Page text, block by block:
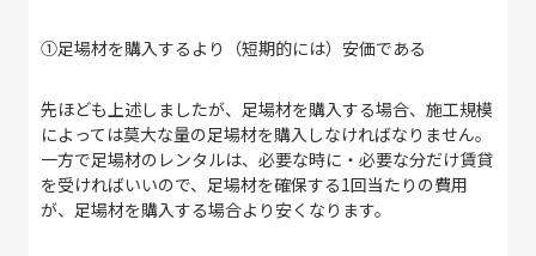
①足場材を購入するより（短期的には）安価である
先ほども上述しましたが、足場材を購入する場合、施工規模
によっては莫大な量の足場材を購入しなければなりません。
一方で足場材のレンタルは、必要な時に・必要な分だけ賃貸
を受ければいいので、足場材を確保する1回当たりの費用
が、足場材を購入する場合より安くなります。